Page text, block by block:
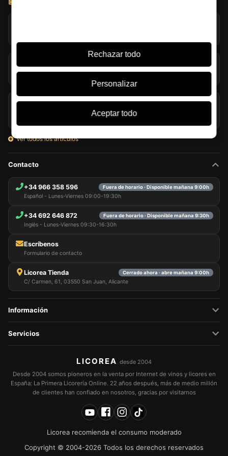
07/08/2026
Glenmorangie y Harrison Ford llevan su single malt al
Ver todos los artículos
Contacto
+34 966 358 596 Fuera de horario · Disponible mañana 9:00h
Español - Lunes-Viernes 09:00-19:30h
+34 692 646 872 Fuera de horario · Disponible mañana 9:30h
Inglés - Lunes-Viernes 09:30-16:30h
Escríbenos
Formulario de contacto
Licorea Tienda Cerrado ahora · abre mañana 9:00h
C/ Carmen, 61, 03550 San Juan, Alicante
Información
Servicios
LICOREA desde 2004
Desde 2004 somos pioneros en la venta por Internet de vinos y licores en
España: La Primera Licorería Online. 22 años después, más de medio millón
de clientes han confiado en nosotros, gracias por visitarnos
Licorea recomienda el consumo moderado
Copyright © 2004-2026 Todos los derechos reservados
Rechazar todo
Personalizar
Aceptar todo